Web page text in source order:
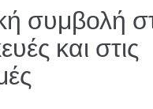
συμβολή
και στις